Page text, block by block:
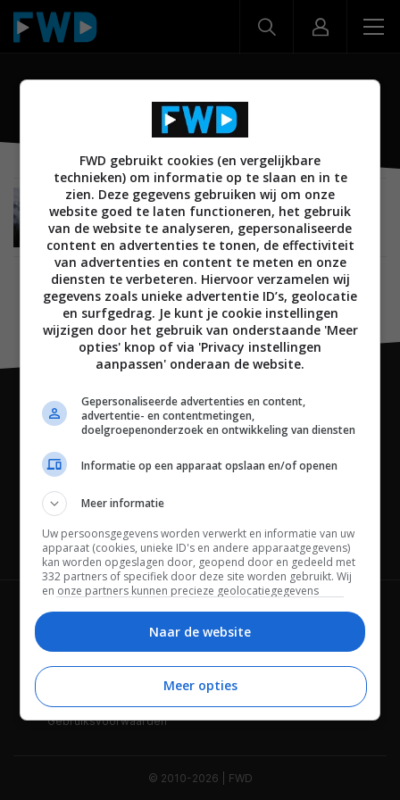
Find X9 Ultra
NIEUWS MOBILE SMARTPHONES 21 APRIL 2026
De OPPO Find X9 Ultra blinkt uit op
cameragebied
Channels
Wie is FWD Privacybeleid
Adverteren Contact
Gebruiksvoorwaarden
© 2010-2026 | FWD
FWD gebruikt cookies (en vergelijkbare
technieken) om informatie op te slaan en in te
zien. Deze gegevens gebruiken wij om onze
website goed te laten functioneren, het gebruik
van de website te analyseren, gepersonaliseerde
content en advertenties te tonen, de effectiviteit
van advertenties en content te meten en onze
diensten te verbeteren. Hiervoor verzamelen wij
gegevens zoals unieke advertentie ID’s, geolocatie
en surfgedrag. Je kunt je cookie instellingen
wijzigen door het gebruik van onderstaande 'Meer
opties' knop of via 'Privacy instellingen
aanpassen' onderaan de website.
Gepersonaliseerde advertenties en content,
advertentie- en contentmetingen,
doelgroepenonderzoek en ontwikkeling van diensten
Informatie op een apparaat opslaan en/of openen
Meer informatie
Uw persoonsgegevens worden verwerkt en informatie van uw
apparaat (cookies, unieke ID's en andere apparaatgegevens)
kan worden opgeslagen door, geopend door en gedeeld met
332 partners of specifiek door deze site worden gebruikt. Wij
en onze partners kunnen precieze geolocatiegegevens
Bepaalde leveranciers kunnen uw persoonsgegevens
beheren. Zoek onderaan deze pagina of in het sitemenu naar
een link om uw toestemming te beheren of in te trekken via de
privacy- en cookie-instellingen.
Naar de website
Meer opties